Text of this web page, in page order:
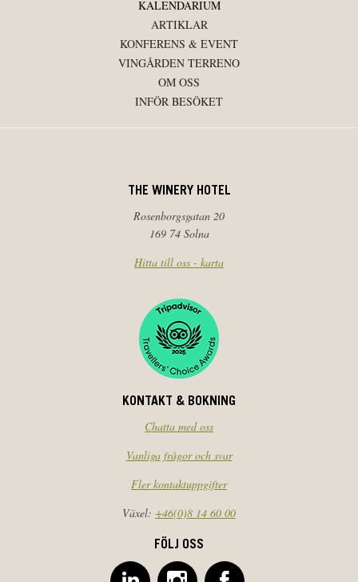
KALENDARIUM
ARTIKLAR
KONFERENS & EVENT
VINGÅRDEN TERRENO
OM OSS
INFÖR BESÖKET
THE WINERY HOTEL
Rosenborgsgatan 20
169 74 Solna
Hitta till oss - karta
KONTAKT & BOKNING
Chatta med oss
Vanliga frågor och svar
Fler kontaktuppgifter
Växel: +46(0)8 14 60 00
FÖLJ OSS